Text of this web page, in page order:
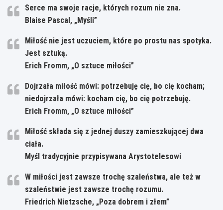
Serce ma swoje racje, których rozum nie zna.
Blaise Pascal, „Myśli”
Miłość nie jest uczuciem, które po prostu nas spotyka.
Jest sztuką.
Erich Fromm, „O sztuce miłości”
Dojrzała miłość mówi: potrzebuję cię, bo cię kocham;
niedojrzała mówi: kocham cię, bo cię potrzebuję.
Erich Fromm, „O sztuce miłości”
Miłość składa się z jednej duszy zamieszkującej dwa
ciała.
Myśl tradycyjnie przypisywana Arystotelesowi
W miłości jest zawsze trochę szaleństwa, ale też w
szaleństwie jest zawsze trochę rozumu.
Friedrich Nietzsche, „Poza dobrem i złem”